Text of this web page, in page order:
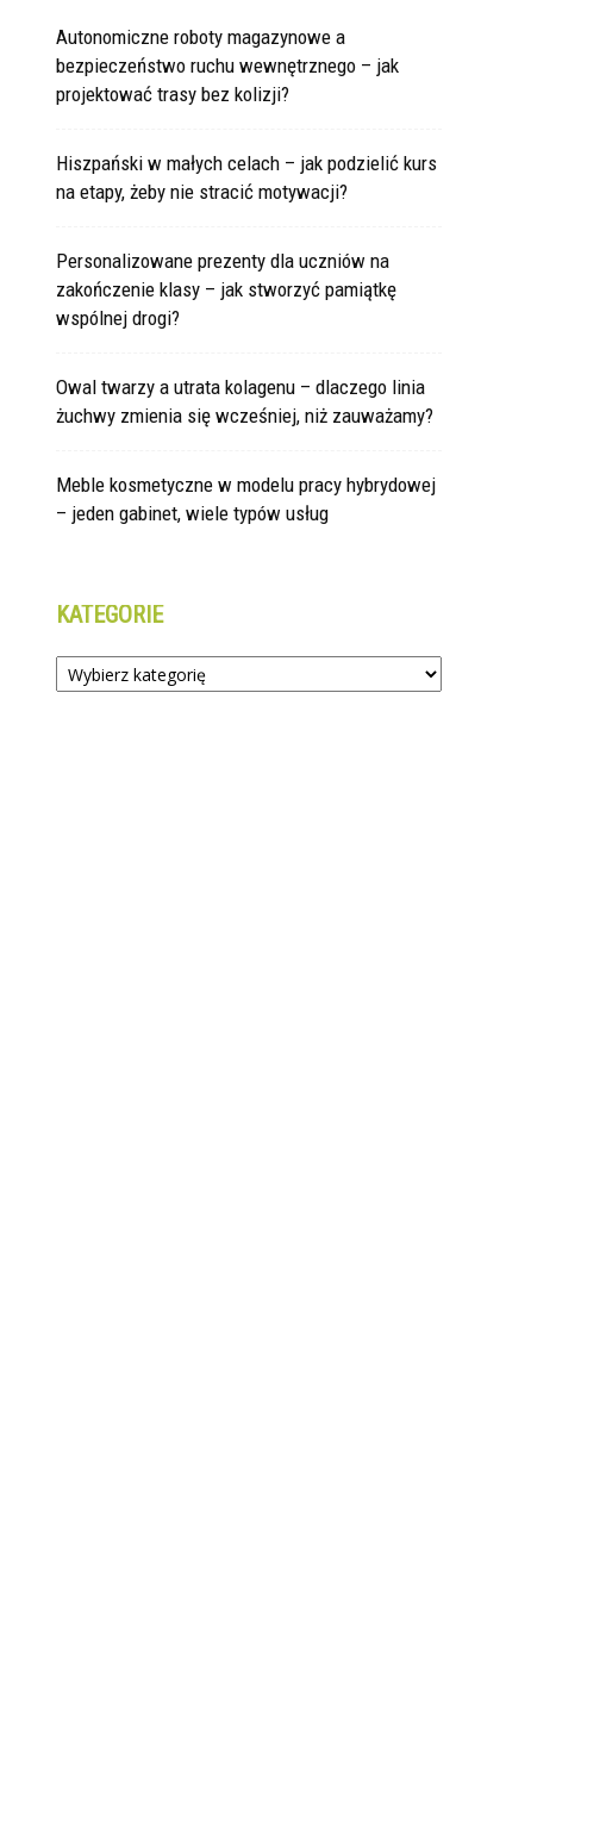
Autonomiczne roboty magazynowe a
bezpieczeństwo ruchu wewnętrznego – jak
projektować trasy bez kolizji?
Hiszpański w małych celach – jak podzielić kurs
na etapy, żeby nie stracić motywacji?
Personalizowane prezenty dla uczniów na
zakończenie klasy – jak stworzyć pamiątkę
wspólnej drogi?
Owal twarzy a utrata kolagenu – dlaczego linia
żuchwy zmienia się wcześniej, niż zauważamy?
Meble kosmetyczne w modelu pracy hybrydowej
– jeden gabinet, wiele typów usług
KATEGORIE
Kategorie